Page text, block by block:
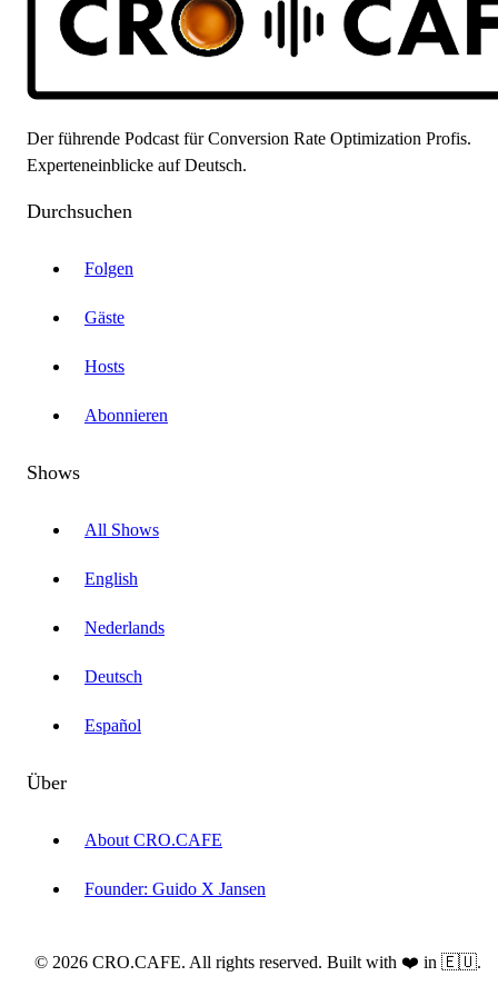
Der führende Podcast für Conversion Rate Optimization Profis.
Experteneinblicke auf Deutsch.
Durchsuchen
Folgen
Gäste
Hosts
Abonnieren
Shows
All Shows
English
Nederlands
Deutsch
Español
Über
About CRO.CAFE
Founder: Guido X Jansen
© 2026 CRO.CAFE. All rights reserved. Built with ❤️ in 🇪🇺.